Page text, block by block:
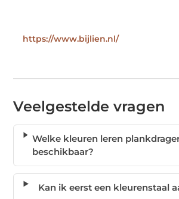
https://www.bijlien.nl/
Veelgestelde vragen
Welke kleuren leren
beschikbaar?
Kan ik eerst een kleurenstaal